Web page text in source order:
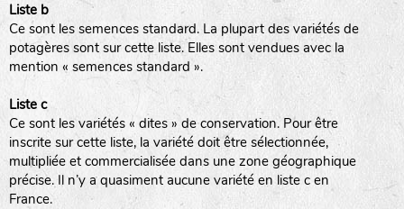
Liste b
Ce sont les semences standard. La plupart des variétés de
potagères sont sur cette liste. Elles sont vendues avec la
mention « semences standard ».
Liste c
Ce sont les variétés « dites » de conservation. Pour être
inscrite sur cette liste, la variété doit être sélectionnée,
multipliée et commercialisée dans une zone géographique
précise. Il n’y a quasiment aucune variété en liste c en
France.